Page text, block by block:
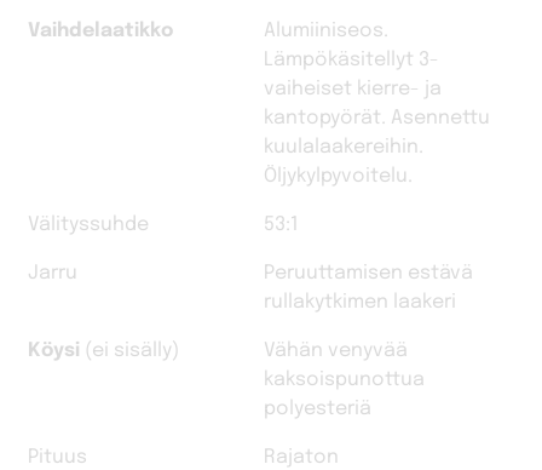
Vaihdelaatikko
Alumiiniseos.
Lämpökäsitellyt 3-
vaiheiset kierre- ja
kantopyörät. Asennettu
kuulalaakereihin.
Öljykylpyvoitelu.
Välityssuhde 53:1
Jarru
Peruuttamisen estävä
rullakytkimen laakeri
Köysi (ei sisälly)
Vähän venyvää
kaksoispunottua
polyesteriä
Pituus Rajaton